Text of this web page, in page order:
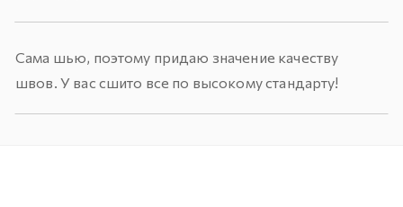
Сама шью, поэтому придаю значение качеству
швов. У вас сшито все по высокому стандарту!